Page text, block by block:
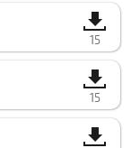
15
15